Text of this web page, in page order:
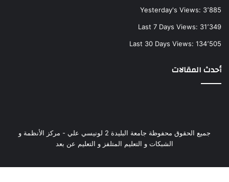
Yesterday's Views: 3٬885
Last 7 Days Views: 31٬349
Last 30 Days Views: 134٬505
أحدث المقالات
جميع الحقوق محفوظة جامعة البليدة 2 لونيسي علي - مركز الأنظمة و
الشبكات و التعليم المتلفز و التعليم عن بعد